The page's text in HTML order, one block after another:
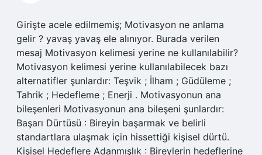
Girişte acele edilmemiş; Motivasyon ne anlama
gelir ? yavaş yavaş ele alınıyor. Burada verilen
mesaj Motivasyon kelimesi yerine ne kullanılabilir?
Motivasyon kelimesi yerine kullanılabilecek bazı
alternatifler şunlardır: Teşvik ; İlham ; Güdüleme ;
Tahrik ; Hedefleme ; Enerji . Motivasyonun ana
bileşenleri Motivasyonun ana bileşeni şunlardır:
Başarı Dürtüsü : Bireyin başarmak ve belirli
standartlara ulaşmak için hissettiği kişisel dürtü.
Kişisel Hedeflere Adanmışlık : Bireylerin hedeflerine